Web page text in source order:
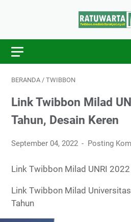
BERANDA / TWIBBON
Link Twibbon Milad
Tahun, Desain Keren
September 04, 2022 Posting
Link Twibbon Milad UNRI
Link Twibbon Milad
Tahun